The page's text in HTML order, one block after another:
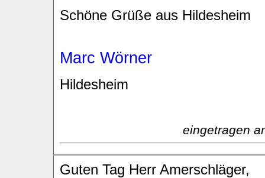
Schöne Grüße aus Hildesheim
Marc Wörner
Hildesheim
eingetragen
Guten Tag Herr Amerschläger,